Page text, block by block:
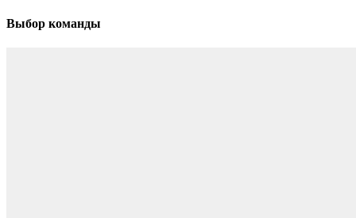
Выбор команды